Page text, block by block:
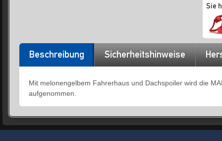
Sie
Beschreibung Sicherheitshinweise
Mit melonengelbem Fahrerhaus und Dachspoiler wird die
aufgenommen.